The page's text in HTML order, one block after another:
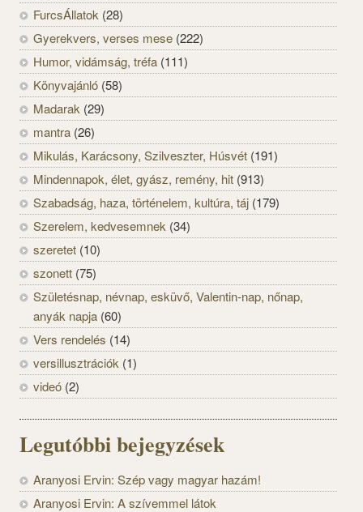
FurcsÁllatok (28)
Gyerekvers, verses mese (222)
Humor, vidámság, tréfa (111)
Könyvajánló (58)
Madarak (29)
mantra (26)
Mikulás, Karácsony, Szilveszter, Húsvét (191)
Mindennapok, élet, gyász, remény, hit (913)
Szabadság, haza, történelem, kultúra, táj (179)
Szerelem, kedvesemnek (34)
szeretet (10)
szonett (75)
Születésnap, névnap, esküvő, Valentin-nap, nőnap,
anyák napja (60)
Vers rendelés (14)
versillusztrációk (1)
videó (2)
Legutóbbi bejegyzések
Aranyosi Ervin: Szép vagy magyar hazám!
Aranyosi Ervin: A szívemmel látok